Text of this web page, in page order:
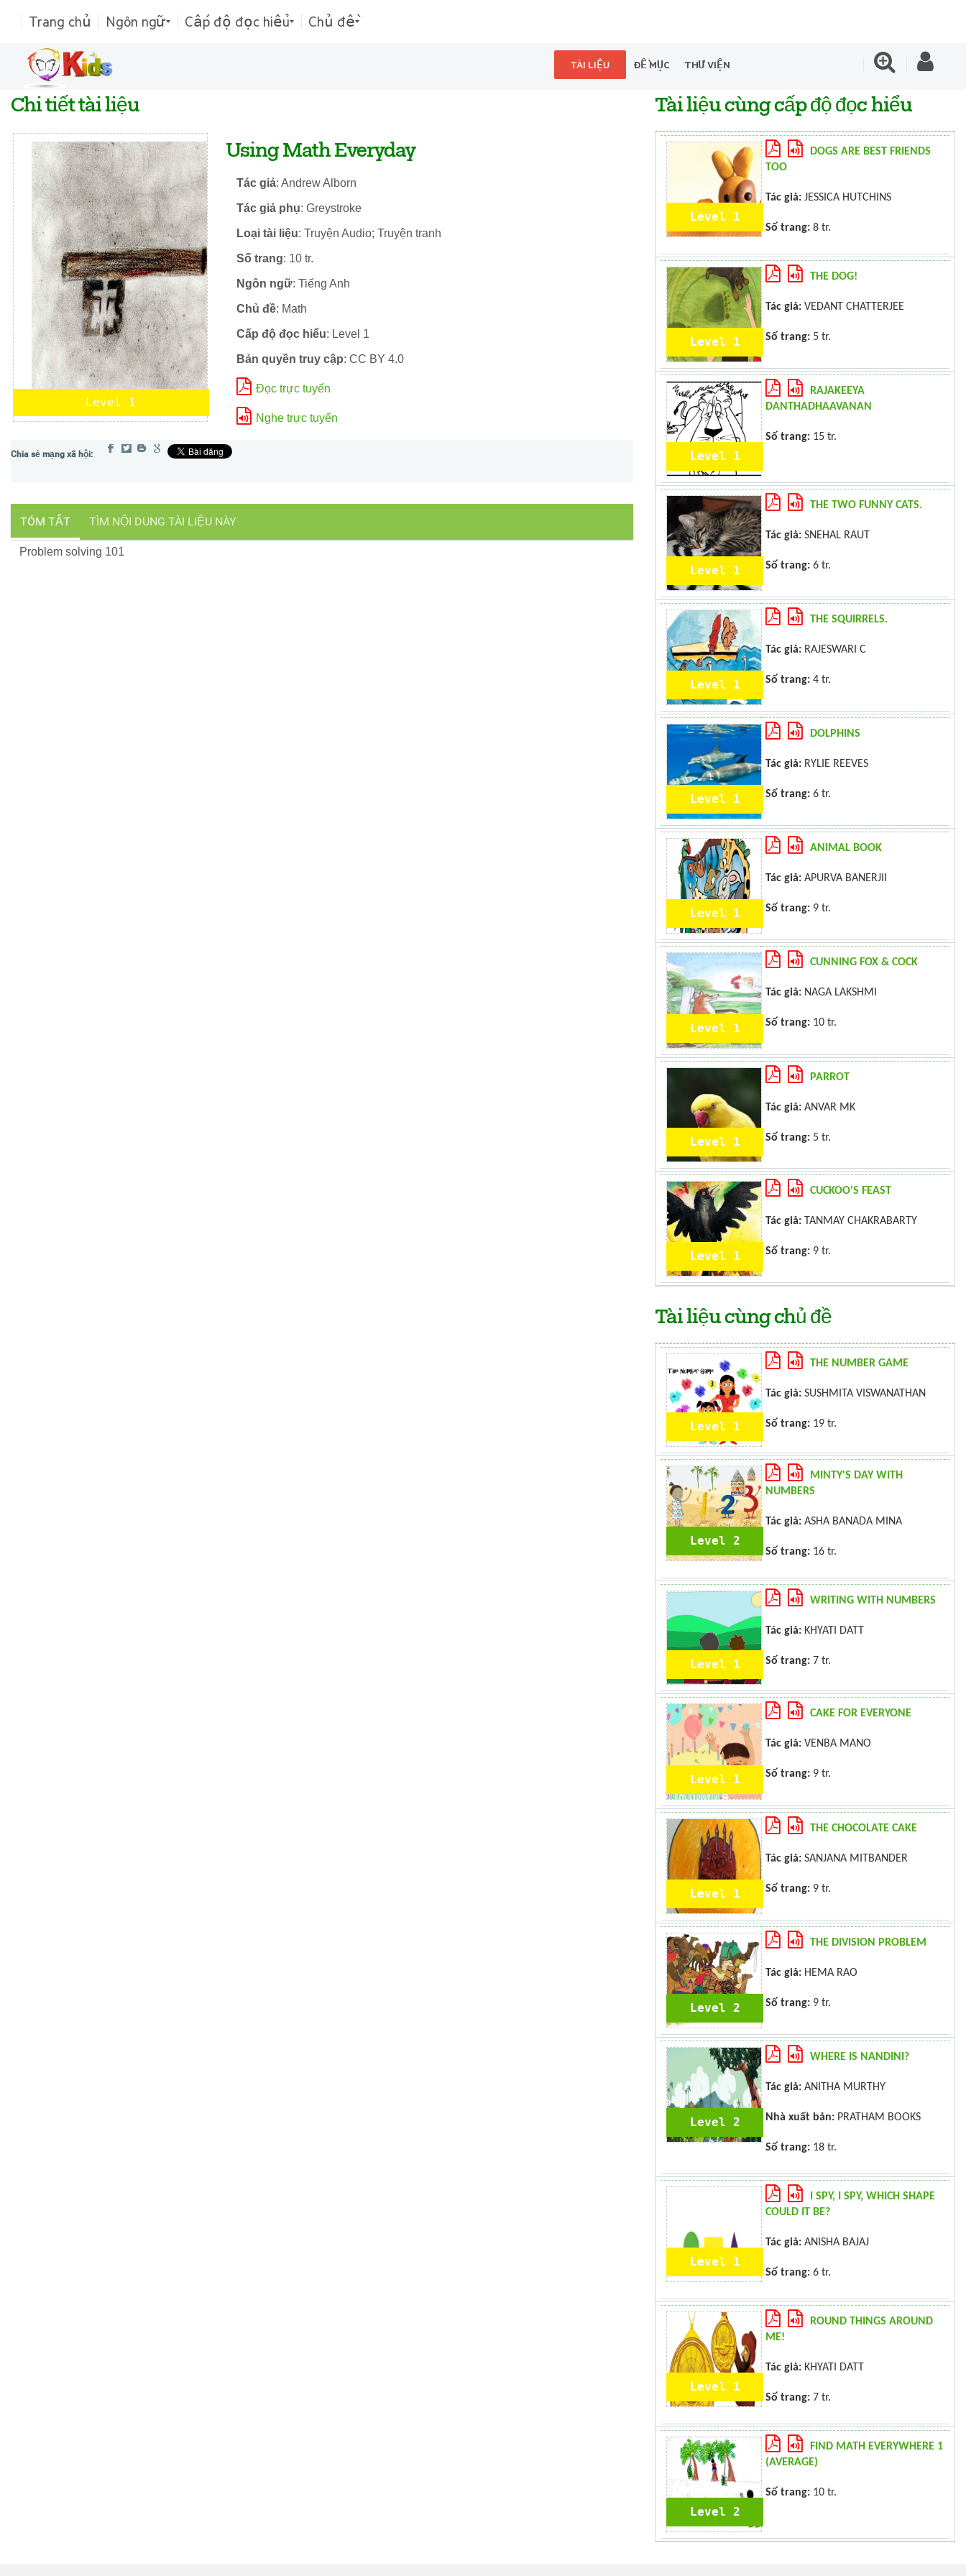
Trang chủ Ngôn ngữ Cấp độ đọc hiểu Chủ đề
TÀI LIỆU ĐỀ MỤC THƯ VIỆN
Chi tiết tài liệu
Level 1
Using Math Everyday
Tác giả: Andrew Alborn
Tác giả phụ: Greystroke
Loại tài liệu: Truyện Audio; Truyện tranh
Số trang: 10 tr.
Ngôn ngữ: Tiếng Anh
Chủ đề: Math
Cấp độ đọc hiểu: Level 1
Bản quyền truy cập: CC BY 4.0
Đọc trực tuyến
Nghe trực tuyến
TÓM TẮT TÌM NỘI DUNG TÀI LIỆU NÀY
Problem solving 101
Tài liệu cùng cấp độ đọc hiểu
Level 1
DOGS ARE BEST FRIENDS
TOO
Tác giả: JESSICA HUTCHINS
Số trang: 8 tr.
Level 1
THE DOG!
Tác giả: VEDANT CHATTERJEE
Số trang: 5 tr.
Level 1
RAJAKEEYA
DANTHADHAAVANAN
Số trang: 15 tr.
Level 1
THE TWO FUNNY CATS.
Tác giả: SNEHAL RAUT
Số trang: 6 tr.
Level 1
THE SQUIRRELS.
Tác giả: RAJESWARI C
Số trang: 4 tr.
Level 1
DOLPHINS
Tác giả: RYLIE REEVES
Số trang: 6 tr.
Level 1
ANIMAL BOOK
Tác giả: APURVA BANERJII
Số trang: 9 tr.
Level 1
CUNNING FOX & COCK
Tác giả: NAGA LAKSHMI
Số trang: 10 tr.
Level 1
PARROT
Tác giả: ANVAR MK
Số trang: 5 tr.
Level 1
CUCKOO'S FEAST
Tác giả: TANMAY CHAKRABARTY
Số trang: 9 tr.
Tài liệu cùng chủ đề
Level 1
THE NUMBER GAME
Tác giả: SUSHMITA VISWANATHAN
Số trang: 19 tr.
Level 2
MINTY'S DAY WITH
NUMBERS
Tác giả: ASHA BANADA MINA
Số trang: 16 tr.
Level 1
WRITING WITH NUMBERS
Tác giả: KHYATI DATT
Số trang: 7 tr.
Level 1
CAKE FOR EVERYONE
Tác giả: VENBA MANO
Số trang: 9 tr.
Level 1
THE CHOCOLATE CAKE
Tác giả: SANJANA MITBANDER
Số trang: 9 tr.
Level 2
THE DIVISION PROBLEM
Tác giả: HEMA RAO
Số trang: 9 tr.
Level 2
WHERE IS NANDINI?
Tác giả: ANITHA MURTHY
Nhà xuất bản: PRATHAM BOOKS
Số trang: 18 tr.
Level 1
I SPY, I SPY, WHICH SHAPE
COULD IT BE?
Tác giả: ANISHA BAJAJ
Số trang: 6 tr.
Level 1
ROUND THINGS AROUND
ME!
Tác giả: KHYATI DATT
Số trang: 7 tr.
Level 2
FIND MATH EVERYWHERE 1
(AVERAGE)
Số trang: 10 tr.